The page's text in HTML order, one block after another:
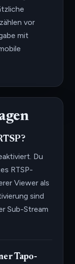
vor
mit
Du
RTSP-
Viewer als
sind
Sub-Stream
Tapo-